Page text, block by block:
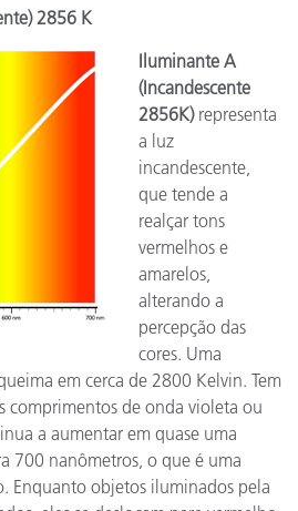
2856 K
Iluminante A
(Incandescente
2856K)representa
a luz
incandescente,
que tende a
realçar tons
vermelhos e
amarelos,
alterando a
percepção das
cores. Uma
em cerca de 2800 Kelvin. Tem
comprimentos de onda violeta ou
a aumentar em quase uma
700 nanômetros, o que é uma
Enquanto objetos iluminados pela